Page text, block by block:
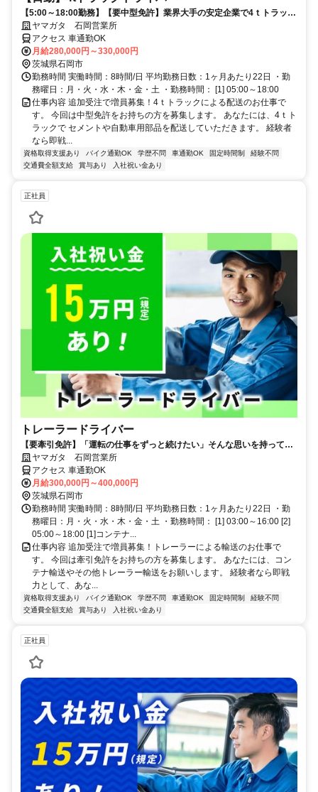
【5:00～18:00勤務】【要中型免許】業界大手の安定企業で4ｔトラック
の正社員ドライバー募集！
ヤマガタ 石岡営業所
アクセス 車通勤OK
月給280,000円～330,000円
茨城県石岡市
勤務時間 実働時間：8時間/日 平均勤務日数：1ヶ月あたり22日 ・勤
務曜日：月・火・水・木・金・土 ・勤務時間： [1] 05:00～18:00
仕事内容 追加受注で増員募集！4ｔトラックによる配送のお仕事で
す。 今回は中型免許をお持ちの方を募集します。 あなたには、4ｔト
ラックで セメントや自動車用部品を配送していただきます。 経験者
なら即戦...
資格取得支援あり バイク通勤OK 学歴不問 車通勤OK 固定時間制
経験不問
交通費全額支給
賞与あり 入社祝い金あり
正社員
トレーラードライバー
【要牽引免許】「運転の仕事をずっと続けたい」そんな思いを持ってい
るなら「ヤマガタ」で働きませんか？
ヤマガタ 石岡営業所
アクセス 車通勤OK
月給300,000円～400,000円
茨城県石岡市
勤務時間 実働時間：8時間/日 平均勤務日数：1ヶ月あたり22日 ・勤
務曜日：月・火・水・木・金・土 ・勤務時間： [1] 03:00～16:00 [2]
05:00～18:00 [1]コンテナ...
仕事内容 追加受注で増員募集！トレーラーによる輸送のお仕事で
す。 今回は牽引免許をお持ちの方を募集します。 あなたには、コン
テナ輸送やその他トレーラー輸送をお願いします。 経験者なら即戦
力として、あな...
資格取得支援あり バイク通勤OK 学歴不問 車通勤OK 固定時間制
経験不問
交通費全額支給
賞与あり 入社祝い金あり
正社員